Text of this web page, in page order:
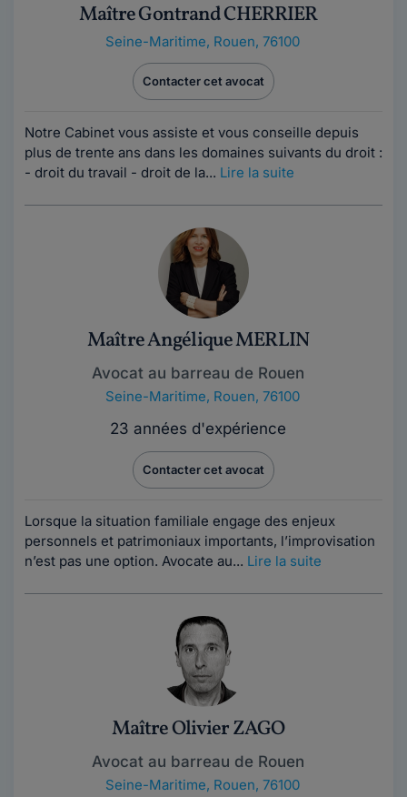
Maître Gontrand CHERRIER
Seine-Maritime, Rouen, 76100
Contacter cet avocat
Notre Cabinet vous assiste et vous conseille depuis
plus de trente ans dans les domaines suivants du droit :
- droit du travail - droit de la... Lire la suite
Maître Angélique MERLIN
Avocat au barreau de Rouen
Seine-Maritime, Rouen, 76100
23 années d'expérience
Contacter cet avocat
Lorsque la situation familiale engage des enjeux
personnels et patrimoniaux importants, l’improvisation
n’est pas une option. Avocate au... Lire la suite
Maître Olivier ZAGO
Avocat au barreau de Rouen
Seine-Maritime, Rouen, 76100